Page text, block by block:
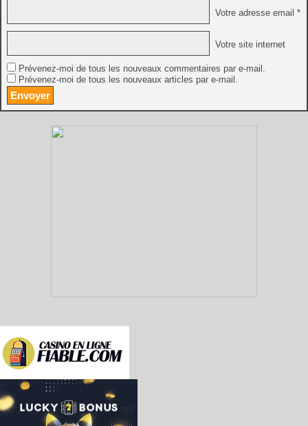
Votre adresse email *
Votre site internet
Prévenez-moi de tous les nouveaux commentaires par e-mail.
Prévenez-moi de tous les nouveaux articles par e-mail.